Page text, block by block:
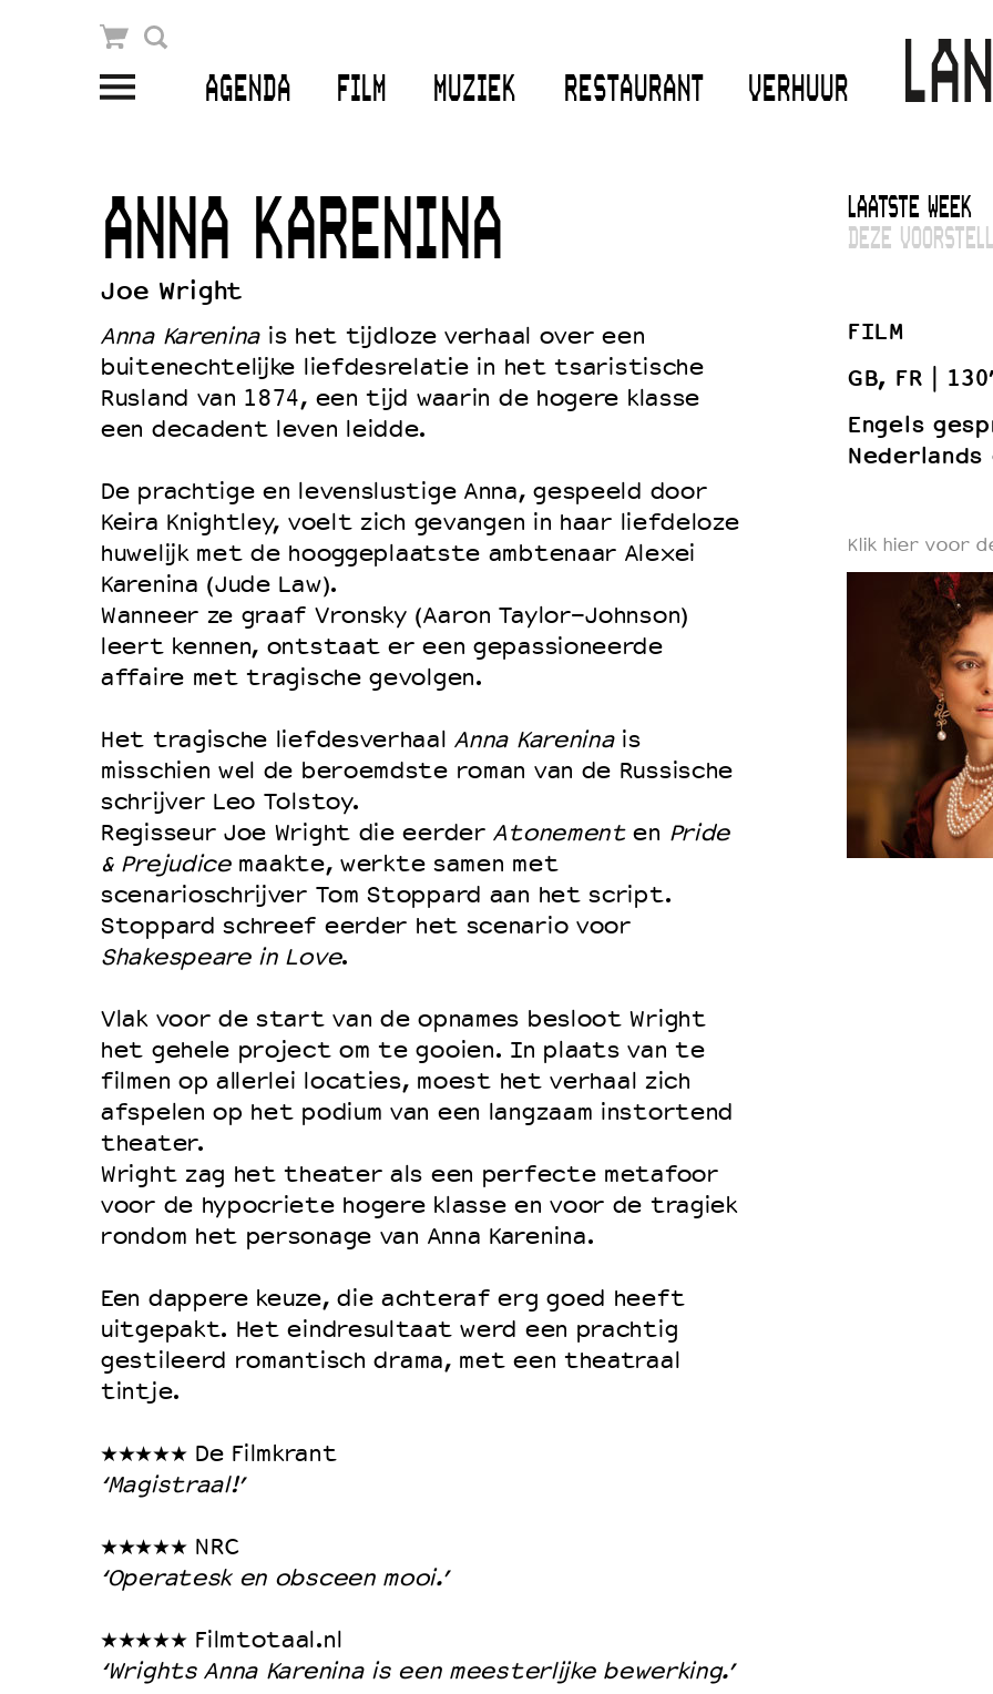
AGENDA FILM MUZIEK RESTAURANT VERHUUR
Winkelmandje
Openingstijden & contact
Bereikbaarheid
Kaartverkoop
EDUCATIE
Schoolvoorstellingen
Filmprogramma’s VO/MBO
Speciale educatieprogramma’s
OVER LANTARENVENSTER
Wat we doen
Wie is wie
Word vriend
Historie
Partners
Huisregels
Privacyverklaring
Duurzaamheid
Culturele boycot Israël
Ruimte voor artistieke vrijheid – VNPF
ANNA KARENINA
Joe Wright
Anna Kareninais het tijdloze verhaal over een
buitenechtelijke liefdesrelatie in het tsaristische
Rusland van 1874, een tijd waarin de hogere klasse
een decadent leven leidde.
De prachtige en levenslustige Anna, gespeeld door
Keira Knightley, voelt zich gevangen in haar liefdeloze
huwelijk met de hooggeplaatste ambtenaar Alexei
Karenina (Jude Law).
Wanneer ze graaf Vronsky (Aaron Taylor-Johnson)
leert kennen, ontstaat er een gepassioneerde
affaire met tragische gevolgen.
Het tragische liefdesverhaal Anna Kareninais
misschien wel de beroemdste roman van de Russische
schrijver Leo Tolstoy.
Regisseur Joe Wright die eerder Atonementen Pride
& Prejudicemaakte, werkte samen met
scenarioschrijver Tom Stoppard aan het script.
Stoppard schreef eerder het scenario voor
Shakespeare in Love.
Vlak voor de start van de opnames besloot Wright
het gehele project om te gooien. In plaats van te
filmen op allerlei locaties, moest het verhaal zich
afspelen op het podium van een langzaam instortend
theater.
Wright zag het theater als een perfecte metafoor
voor de hypocriete hogere klasse en voor de tragiek
rondom het personage van Anna Karenina.
Een dappere keuze, die achteraf erg goed heeft
uitgepakt. Het eindresultaat werd een prachtig
gestileerd romantisch drama, met een theatraal
tintje.
★★★★★ De Filmkrant
‘Magistraal!’
★★★★★ NRC
‘Operatesk en obsceen mooi.’
★★★★★ Filmtotaal.nl
‘Wrights Anna Karenina is een meesterlijke bewerking.’
LAATSTE WEEK
DEZE
FILM
GB, FR
Engels
Klik hier voor